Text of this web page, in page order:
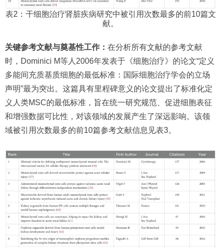
表2：干细胞治疗肾脏疾病研究中被引用次数最多的前10篇文
献。
关键参考文献与奠基性工作： 在分析所有文献的参考文献
时，Dominici M等人2006年发表于《细胞治疗》的论文“定义
多能间充质基质细胞的最低标准：国际细胞治疗学会的立场
声明”最为突出。这篇具有里程碑意义的论文提出了标准化定
义人类MSC的最低标准，旨在统一研究规范、促进细胞表征
和增强数据可比性，对该领域的发展产生了深远影响。该领
域被引用次数最多的前10篇参考文献信息见表3。